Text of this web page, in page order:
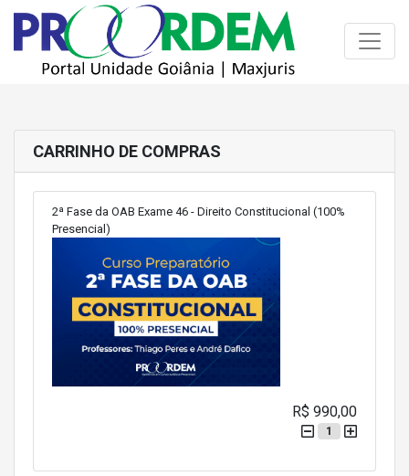
CARRINHO DE COMPRAS
2ª Fase da OAB Exame 46 - Direito Constitucional (100%
Presencial)
R$ 990,00
1